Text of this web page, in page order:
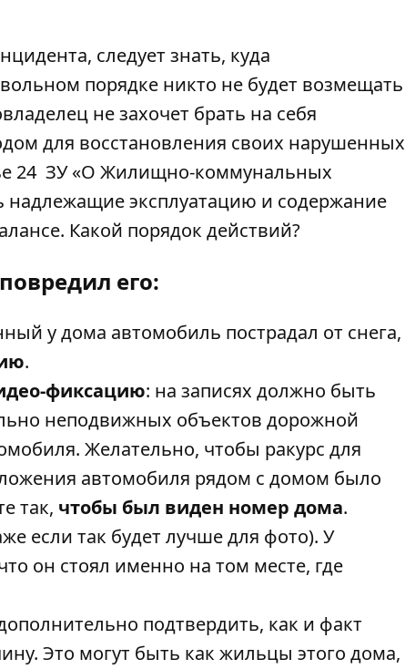
следует знать, куда
порядке никто не будет возмещать
не захочет брать на себя
для восстановления своих нарушенных
24 ЗУ «О Жилищно-коммунальных
надлежащие эксплуатацию и содержание
Какой порядок действий?
его:
у дома автомобиль пострадал от снега,
.
фиксацию: на записях должно быть
неподвижных объектов дорожной
Желательно, чтобы ракурс для
автомобиля рядом с домом было
так, чтобы был виден номер дома.
если так будет лучше для фото). У
он стоял именно на том месте, где
подтвердить, как и факт
Это могут быть как жильцы этого дома,